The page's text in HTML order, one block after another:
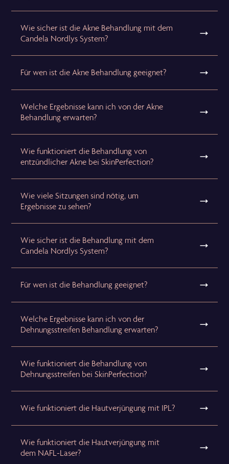
Wie sicher ist die Akne Behandlung mit dem
Candela Nordlys System?
Für wen ist die Akne Behandlung geeignet?
Welche Ergebnisse kann ich von der Akne
Behandlung erwarten?
Wie funktioniert die Behandlung von
entzündlicher Akne bei SkinPerfection?
Wie viele Sitzungen sind nötig, um
Ergebnisse zu sehen?
Wie sicher ist die Behandlung mit dem
Candela Nordlys System?
Für wen ist die Behandlung geeignet?
Welche Ergebnisse kann ich von der
Dehnungsstreifen Behandlung erwarten?
Wie funktioniert die Behandlung von
Dehnungsstreifen bei SkinPerfection?
Wie funktioniert die Hautverjüngung mit IPL?
Wie funktioniert die Hautverjüngung mit
dem NAFL-Laser?